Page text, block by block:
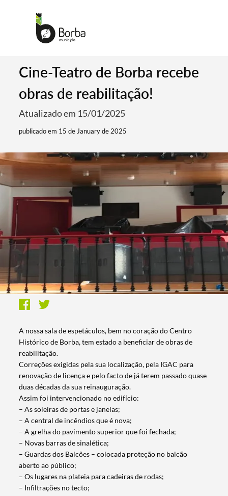
Cine-Teatro de Borba recebe
obras de reabilitação!
Atualizado em 15/01/2025
publicado em 15 de January de 2025
A nossa sala de espetáculos, bem no coração do Centro
Histórico de Borba, tem estado a beneficiar de obras de
reabilitação.
Correções exigidas pela sua localização, pela IGAC para
renovação de licença e pelo facto de já terem passado quase
duas décadas da sua reinauguração.
Assim foi intervencionado no edifício:
– As soleiras de portas e janelas;
– A central de incêndios que é nova;
– A grelha do pavimento superior que foi fechada;
– Novas barras de sinalética;
– Guardas dos Balcões – colocada proteção no balcão
aberto ao público;
– Os lugares na plateia para cadeiras de rodas;
– Infiltrações no tecto;